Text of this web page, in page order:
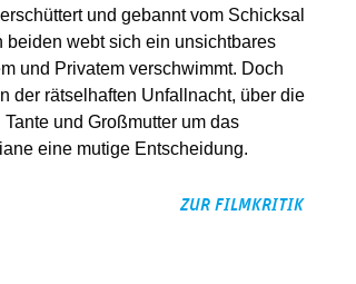
und gebannt vom Schicksal
webt sich ein unsichtbares
und Privatem verschwimmt. Doch
der rätselhaften Unfallnacht, über die
und Großmutter um das
eine mutige Entscheidung.
ZUR FILMKRITIK